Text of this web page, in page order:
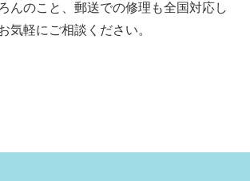
んのこと、郵送での修理も全国対応し
気軽にご相談ください。